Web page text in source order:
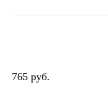
765 руб.